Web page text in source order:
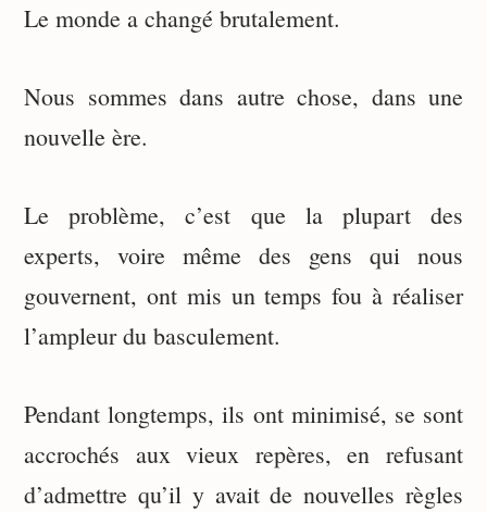
Le monde a changé brutalement.
Nous sommes dans autre chose, dans une
nouvelle ère.
Le problème, c’est que la plupart des
experts, voire même des gens qui nous
gouvernent, ont mis un temps fou à réaliser
l’ampleur du basculement.
Pendant longtemps, ils ont minimisé, se sont
accrochés aux vieux repères, en refusant
d’admettre qu’il y avait de nouvelles règles